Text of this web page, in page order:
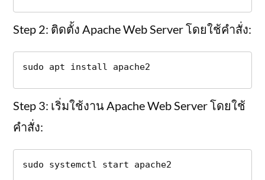
Step 2: ติดตั้ง Apache Web Server โดยใช้คำสั่ง:
sudo apt install apache2
Step 3: เริ่มใช้งาน Apache Web Server โดยใช้
คำสั่ง:
sudo systemctl start apache2